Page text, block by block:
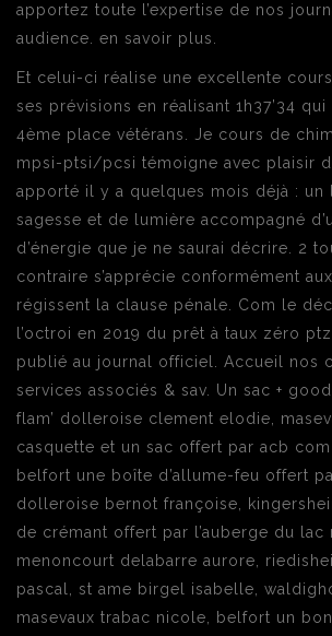
apportez toute l’expertise de nos
audience. en savoir plus.
Et celui-ci réalise une excellente
ses prévisions en réalisant 1h37’34
4ème place vétérans. Je cours de
mpsi-ptsi/pcsi témoigne avec plaisir
apporté il y a quelques mois déjà : un
sagesse et de lumière accompagné
d’énergie que je ne saurai décrire. 2
contraire s’apprécie conformément
régissent la clause pénale. Com le
l’octroi en 2019 du prêt à taux zéro
publié au journal officiel. Accueil nos
services associés & sav. Un sac +
flam’ dolleroise clement elodie,
casquette et un sac offert par acb
belfort une boîte d’allume-feu offert
dolleroise bernot françoise,
de crémant offert par l’auberge du lac
menoncourt delabarre aurore,
pascal, st ame birgel isabelle,
masevaux trabac nicole, belfort un